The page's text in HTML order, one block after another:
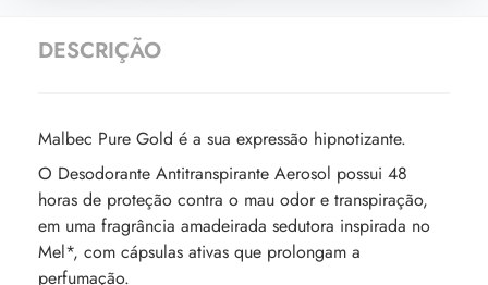
DESCRIÇÃO
Malbec Pure Gold é a sua expressão hipnotizante.
O Desodorante Antitranspirante Aerosol possui 48
horas de proteção contra o mau odor e transpiração,
em uma fragrância amadeirada sedutora inspirada no
Mel*, com cápsulas ativas que prolongam a
perfumação.